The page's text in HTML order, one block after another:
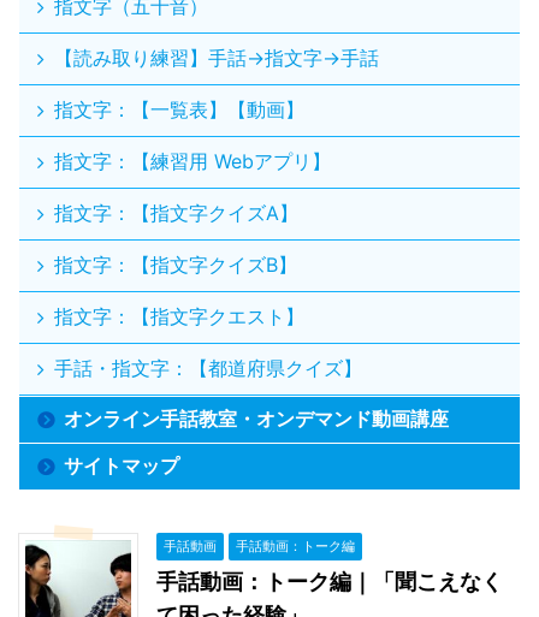
指文字（五十音）
【読み取り練習】手話→指文字→手話
指文字：【一覧表】【動画】
指文字：【練習用 Webアプリ】
指文字：【指文字クイズA】
指文字：【指文字クイズB】
指文字：【指文字クエスト】
手話・指文字：【都道府県クイズ】
オンライン手話教室・オンデマンド動画講座
サイトマップ
手話動画 手話動画：トーク編
手話動画：トーク編｜「聞こえなく